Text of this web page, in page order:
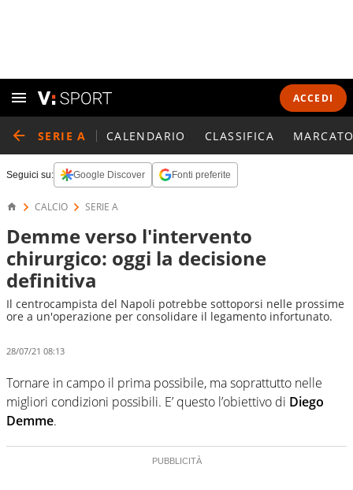
ACCEDI
SERIE A CALENDARIO CLASSIFICA
Seguici su: Google Discover Fonti preferite
CALCIO SERIE A
Demme verso l'intervento
chirurgico: oggi la decisione
definitiva
Il centrocampista del Napoli potrebbe sottoporsi nelle prossime
ore a un'operazione per consolidare il legamento infortunato.
28/07/21 08:13
Tornare in campo il prima possibile, ma soprattutto nelle
migliori condizioni possibili. E’ questo l’obiettivo di Diego
Demme.